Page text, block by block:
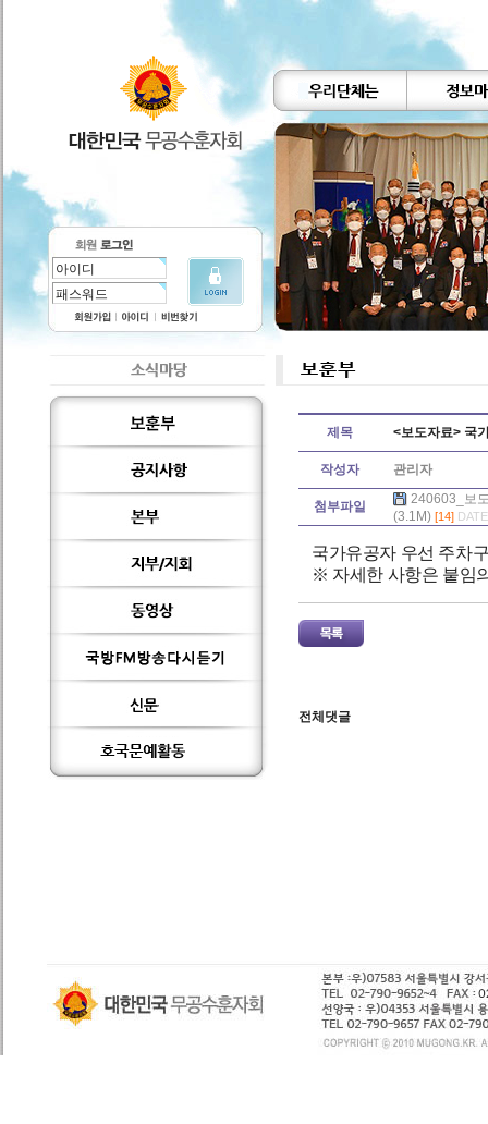
제목 <보도자료> 국
작성자 관리자
첨부파일
240603_보
(3.1M) [14]
국가유공자 우선 주차
※ 자세한 사항은 붙임
전체댓글